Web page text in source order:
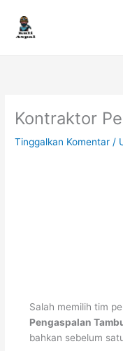
konten
Kontraktor
Tinggalkan Komentar /
Salah memilih tim
Pengaspalan
bahkan sebelum